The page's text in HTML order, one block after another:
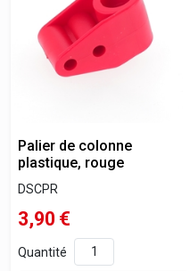
Palier de colonne
plastique, rouge
DSCPR
3,90 €
Quantité